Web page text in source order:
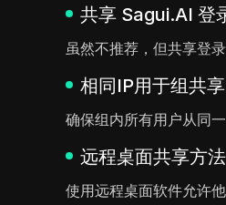
共享 Sagui.AI 登
虽然不推荐，但共享登
相同IP用于组共享
确保组内所有用户从同
远程桌面共享方
使用远程桌面软件允许